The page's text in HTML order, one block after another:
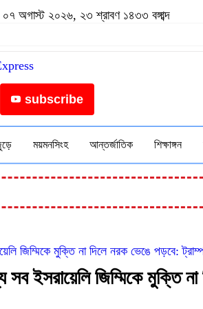
অগাস্ট ২০২৬, ২৩ শ্রাবণ ১৪৩৩ বঙ্গাব্দ
subscribe
ময়মনসিংহ আন্তর্জাতিক শিক্ষাঙ্গন
জিম্মিকে মুক্তি না দিলে নরক ভেঙে পড়বে:
সব ইসরায়েলি জিম্মিকে মুক্তি